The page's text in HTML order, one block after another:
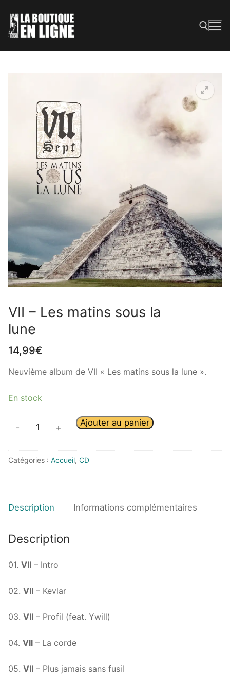
VII – Les matins sous la
lune
14,99€
Neuvième album de VII « Les matins sous la lune ».
En stock
- + Ajouter au panier
Catégories : Accueil, CD
Description Informations complémentaires
Description
01. VII – Intro
02. VII – Kevlar
03. VII – Profil (feat. Ywill)
04. VII – La corde
05. VII – Plus jamais sans fusil